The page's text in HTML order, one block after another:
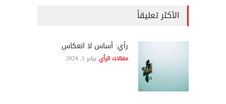
الأكثر تعليقاً
رأي: أساس لا انعكاس
مقالات الرأي يناير 1, 2024